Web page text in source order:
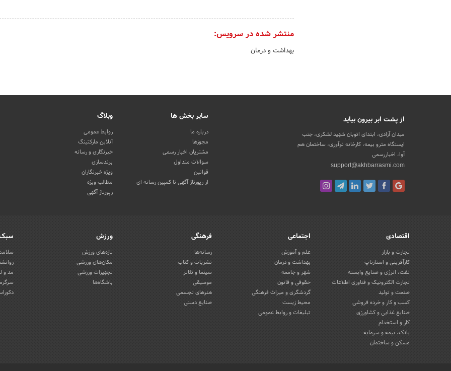
منتشر شده در سرویس:
بهداشت و درمان
از پشت ابر بیرون بیاید
میدان آزادی، ابتدای اتوبان شهید لشکری، جنب
ایستگاه مترو بیمه، کارخانه نوآوری، ساختمان هم
آوا، اخباررسمی
support@akhbarrasmi.com
سایر بخش ها
درباره ما
مجوزها
مشتریان اخبار رسمی
سوالات متداول
قوانین
از رپورتاژ آگهی تا کمپین رسانه ای
وبلاگ
روابط عمومی
آنلاین مارکتینگ
خبرنگاری و رسانه
برندسازی
ویژه خبرنگاران
مطالب ویژه
رپورتاژ آگهی
اقتصادی
تجارت و بازار
کارآفرینی و استارتاپ
نفت، انرژی و صنایع وابسته
تجارت الکترونیک و فناوری اطلاعات
صنعت و تولید
کسب و کار و خرده فروشی
صنایع غذایی و کشاورزی
کار و استخدام
بانک، بیمه و سرمایه
مسکن و ساختمان
اجتماعی
علم و آموزش
بهداشت و درمان
شهر و جامعه
حقوقی و قانون
گردشگری و میراث فرهنگی
محیط زیست
تبلیغات و روابط عمومی
فرهنگی
رسانه‌ها
نشریات و کتاب
سینما و تئاتر
موسیقی
هنرهای تجسمی
صنایع دستی
ورزش
تازه‌های ورزش
مکان‌های ورزشی
تجهیزات ورزشی
باشگاه‌ها
مد و